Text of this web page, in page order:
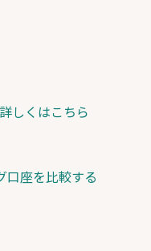
詳しくはこちら
口座を比較する